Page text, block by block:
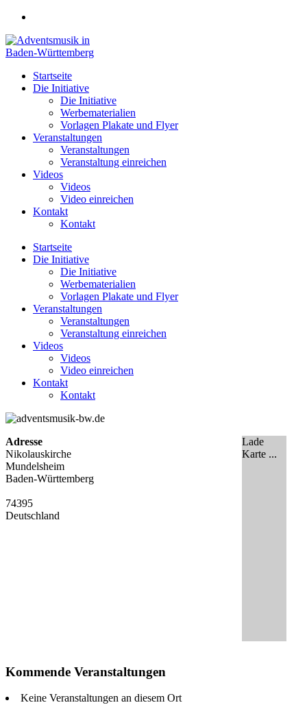
Zum
springen
Startseite
Die Initiative
Die Initiative
Werbematerialien
Vorlagen Plakate und Flyer
Veranstaltungen
Veranstaltungen
Veranstaltung einreichen
Videos
Videos
Video einreichen
Kontakt
Kontakt
Startseite
Die Initiative
Die Initiative
Werbematerialien
Vorlagen Plakate und Flyer
Veranstaltungen
Veranstaltungen
Veranstaltung einreichen
Videos
Videos
Video einreichen
Kontakt
Kontakt
Lade
Karte ...
Adresse
Nikolauskirche
Mundelsheim
Baden-Württemberg
74395
Deutschland
Kommende Veranstaltungen
Keine Veranstaltungen an diesem Ort